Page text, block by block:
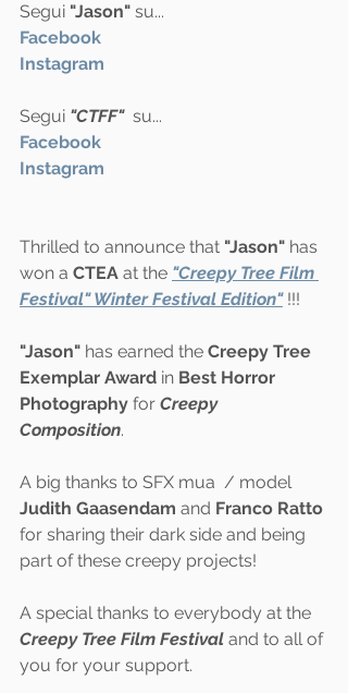
Segui "Jason" su...
Facebook
Instagram
Segui "CTFF"
  su...
Facebook
Instagram
Thrilled to announce that "Jason" has
won a CTEA at the "Creepy Tree Film
Festival" Winter Festival Edition" !!!
"Jason" has earned the Creepy Tree
Exemplar Award in Best Horror
Photography for Creepy
Composition.
A big thanks to SFX mua  / model
Judith Gaasendam and Franco Ratto
for sharing their dark side and being
part of these creepy projects!
A special thanks to everybody at the
Creepy Tree Film Festival and to all of
you for your support.